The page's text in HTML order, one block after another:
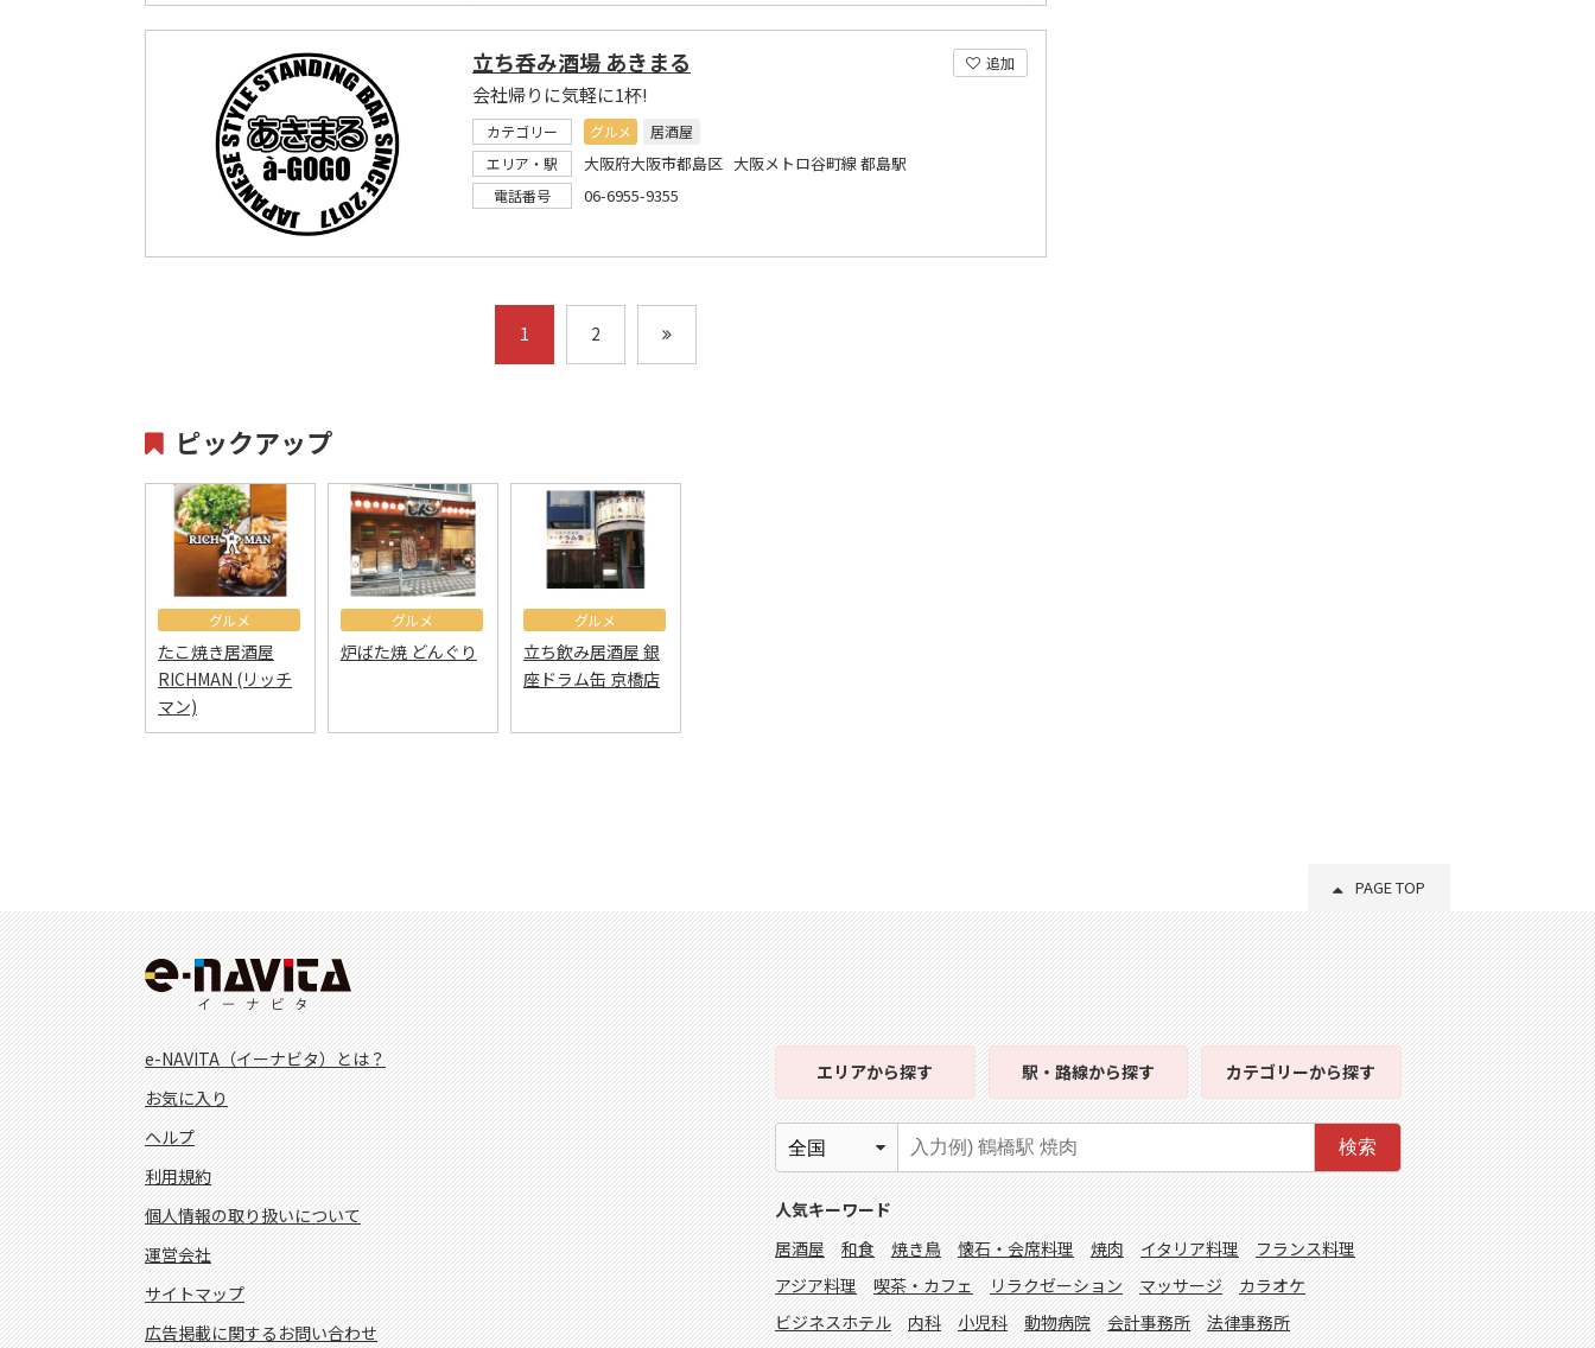
追加
立ち呑み酒場 あきまる
会社帰りに気軽に1杯!
カテゴリー グルメ
居酒屋
エリア・駅
大阪府大阪市都島区 大阪メトロ谷町線 都島駅
電話番号 06-6955-9355
1 2
ピックアップ
グルメ
たこ焼き居酒屋
RICHMAN (リッチ
マン)
グルメ
炉ばた焼 どんぐり
グルメ
立ち飲み居酒屋 銀
座ドラム缶 京橋店
PAGE TOP
e-NAVITA（イーナビタ）とは？
お気に入り
ヘルプ
利用規約
個人情報の取り扱いについて
運営会社
サイトマップ
広告掲載に関するお問い合わせ
エリアから探す 駅・路線から探す カテゴリーから探す
検索
人気キーワード
居酒屋
和食 焼き鳥 懐石・会席料理 焼肉 イタリア料理
フランス料理
アジア料理
喫茶・カフェ リラクゼーション マッサージ
カラオケ
ビジネスホテル
内科 小児科 動物病院 会計事務所 法律事務所